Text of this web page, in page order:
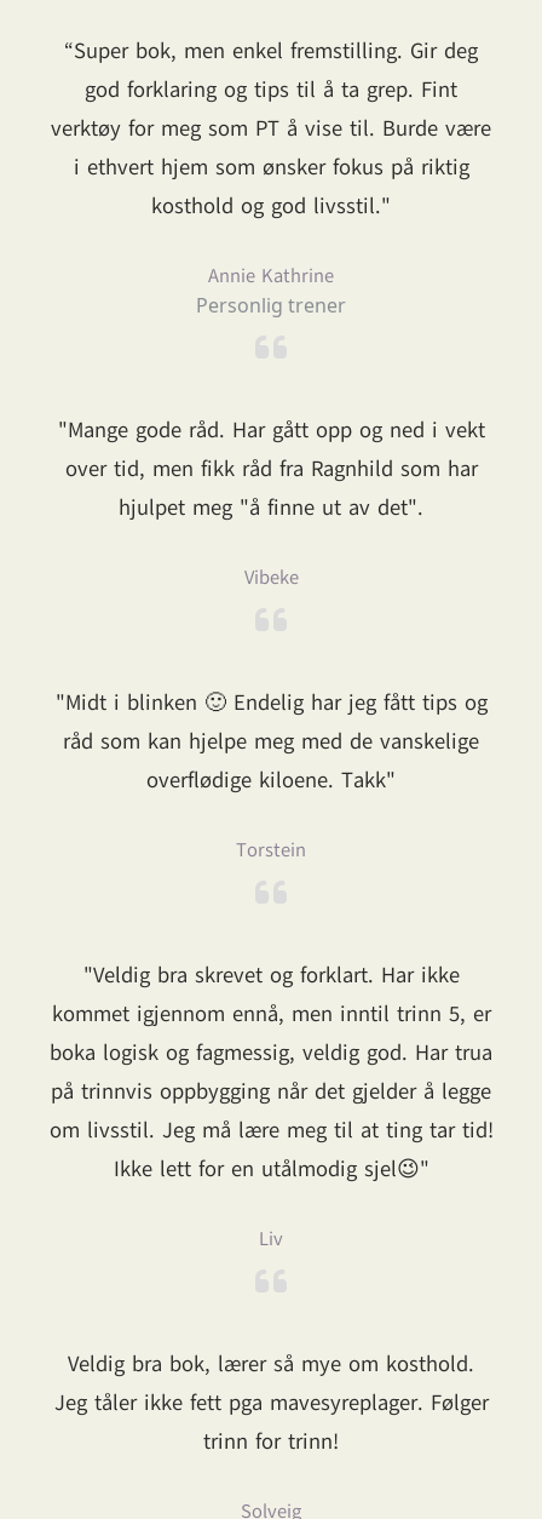
“Super bok, men enkel fremstilling. Gir deg
god forklaring og tips til å ta grep. Fint
verktøy for meg som PT å vise til. Burde være
i ethvert hjem som ønsker fokus på riktig
kosthold og god livsstil."
Annie Kathrine
Personlig trener
"Mange gode råd. Har gått opp og ned i vekt
over tid, men fikk råd fra Ragnhild som har
hjulpet meg "å finne ut av det".
Vibeke
"Midt i blinken 🙂 Endelig har jeg fått tips og
råd som kan hjelpe meg med de vanskelige
overflødige kiloene. Takk"
Torstein
"Veldig bra skrevet og forklart. Har ikke
kommet igjennom ennå, men inntil trinn 5, er
boka logisk og fagmessig, veldig god. Har trua
på trinnvis oppbygging når det gjelder å legge
om livsstil. Jeg må lære meg til at ting tar tid!
Ikke lett for en utålmodig sjel😉"
Liv
Veldig bra bok, lærer så mye om kosthold.
Jeg tåler ikke fett pga mavesyreplager. Følger
trinn for trinn!
Solveig